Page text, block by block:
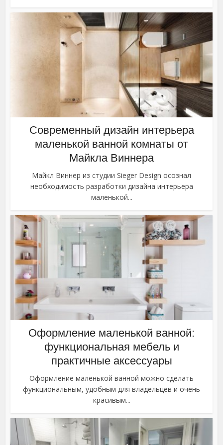
Современный дизайн интерьера
маленькой ванной комнаты от
Майкла Виннера
Майкл Виннер из студии Sieger Design осознал
необходимость разработки дизайна интерьера
маленькой...
Оформление маленькой ванной:
функциональная мебель и
практичные аксессуары
Оформление маленькой ванной можно сделать
функциональным, удобным для владельцев и очень
красивым...